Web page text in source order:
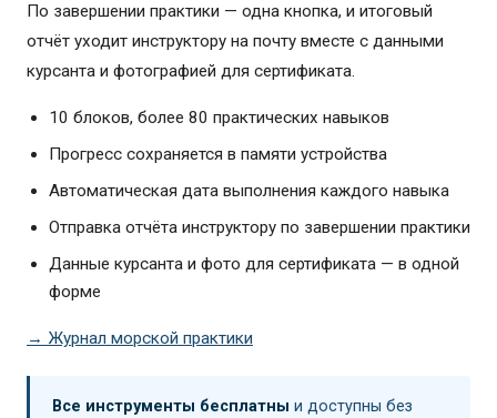
По завершении практики — одна кнопка, и итоговый
отчёт уходит инструктору на почту вместе с данными
курсанта и фотографией для сертификата.
10 блоков, более 80 практических навыков
Прогресс сохраняется в памяти устройства
Автоматическая дата выполнения каждого навыка
Отправка отчёта инструктору по завершении практики
Данные курсанта и фото для сертификата — в одной
форме
→ Журнал морской практики
Все инструменты бесплатны и доступны без